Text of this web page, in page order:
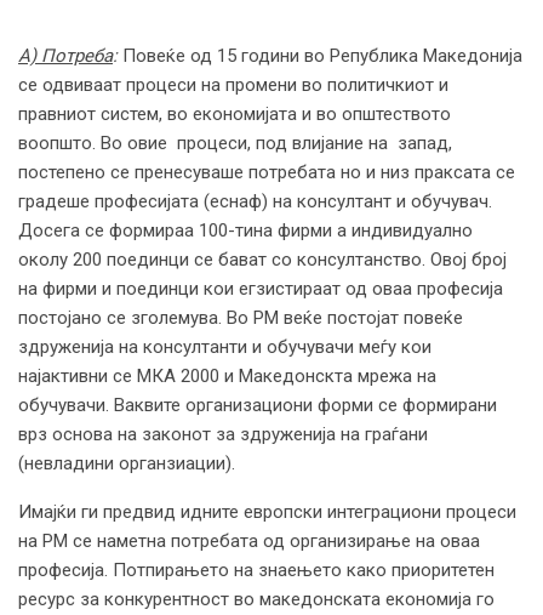
А) Потреба: Повеќе од 15 години во Република Македонија
се одвиваат процеси на промени во политичкиот и
правниот систем, во економијата и во општеството
воопшто. Во овие процеси, под влијание на запад,
постепeно се пренесуваше потребата но и низ праксата се
градеше професијата (еснаф) на консултант и обучувач.
Досега се формираа 100-тина фирми а индивидуално
околу 200 поединци се бават со консултанство. Овој број
на фирми и поединци кои егзистираат од оваа професија
постојано се зголемува. Во РМ веќе постојат повеќе
здруженија на консултанти и обучувачи меѓу кои
најактивни се МКА 2000 и Македонскта мрежа на
обучувачи. Ваквите организациони форми се формирани
врз основа на законот за здруженија на граѓани
(невладини органзиации).
Имајќи ги предвид идните европски интеграциони процеси
на РМ се наметна потребата од организирање на оваа
професија. Потпирањето на знаењето како приоритетен
ресурс за конкурентност во македонската економија го